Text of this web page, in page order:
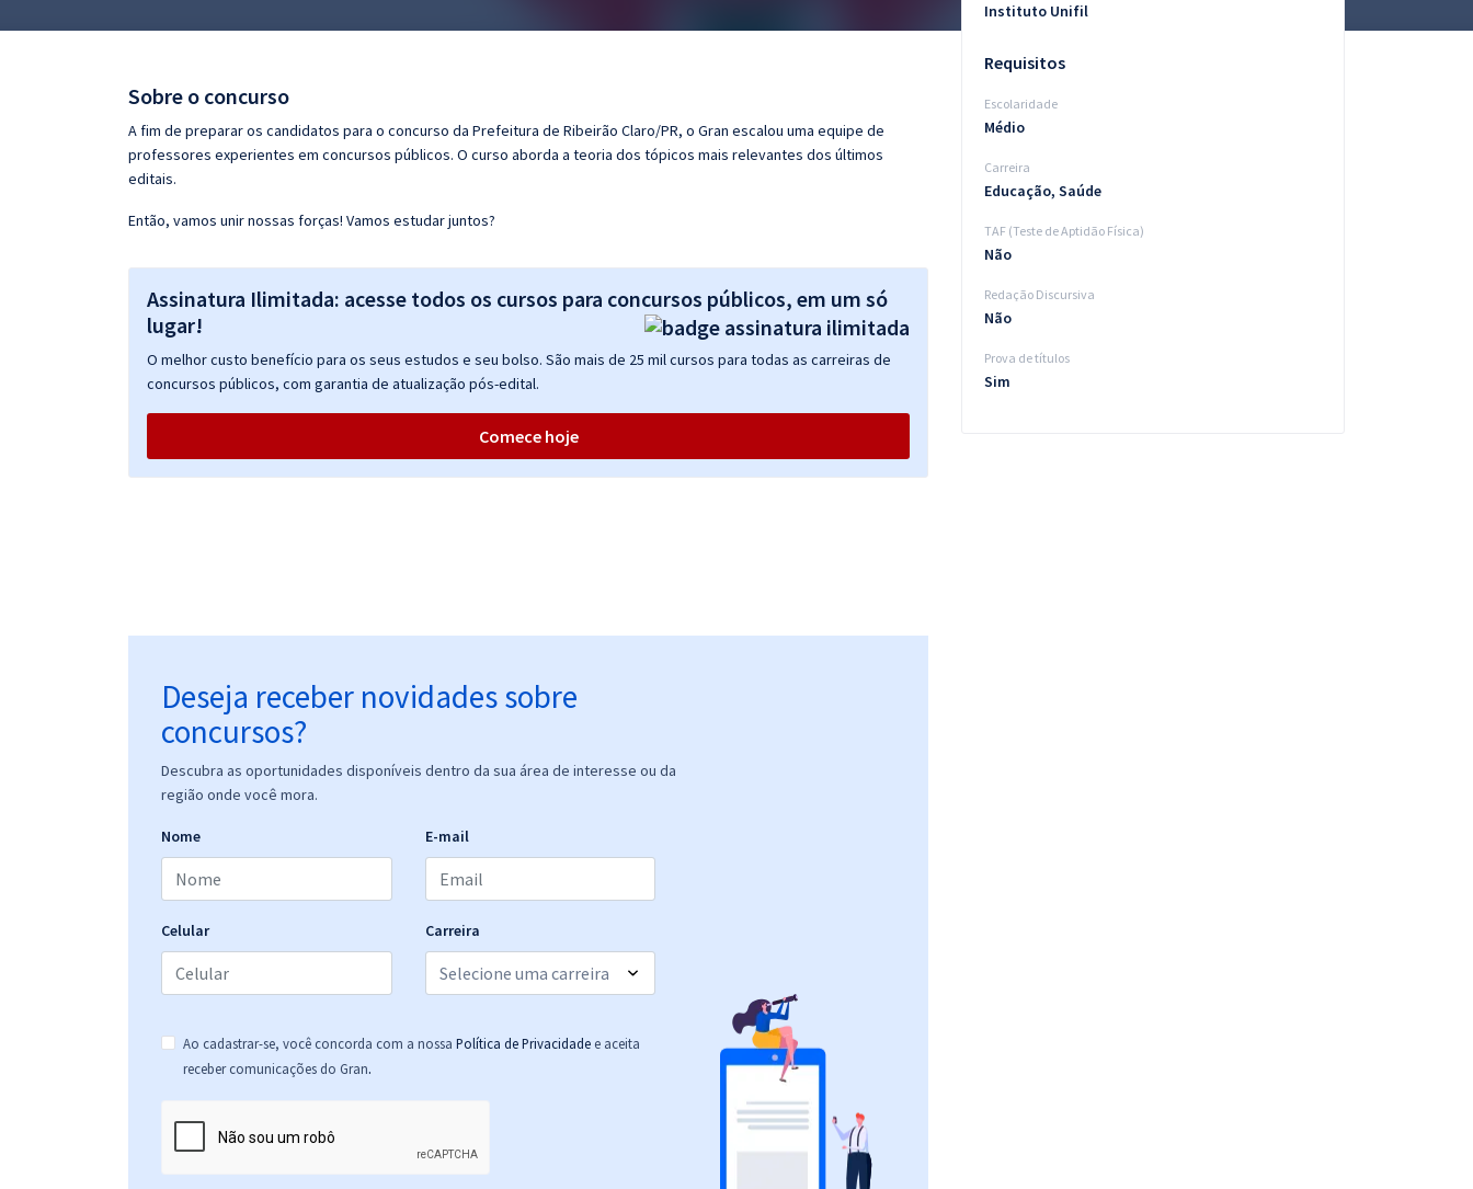
Questões grátis
Conteúdo gratuito
Sobre o concurso
A fim de preparar os candidatos para o concurso da Prefeitura de Ribeirão Claro/PR, o Gran escalou uma equipe de
professores experientes em concursos públicos. O curso aborda a teoria dos tópicos mais relevantes dos últimos
editais.
Então, vamos unir nossas forças! Vamos estudar juntos?
Assinatura Ilimitada: acesse todos os cursos para concursos públicos, em um só
lugar!
O melhor custo benefício para os seus estudos e seu bolso. São mais de 25 mil cursos para todas as carreiras de
concursos públicos, com garantia de atualização pós-edital.
Comece hoje
Deseja receber novidades sobre
concursos?
Descubra as oportunidades disponíveis dentro da sua área de interesse ou da
região onde você mora.
Nome E-mail
Celular Carreira
Ao cadastrar-se, você concorda com a nossa Política de Privacidade e aceita
receber comunicações do Gran.
Instituto Unifil
Requisitos
Escolaridade
Médio
Carreira
Educação, Saúde
TAF (Teste de Aptidão Física)
Não
Redação Discursiva
Não
Prova de títulos
Sim